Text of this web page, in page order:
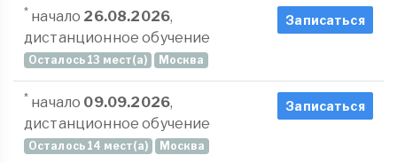
* начало 26.08.2026,
дистанционное обучение
Осталось 13 мест(а) Москва
Записаться
* начало 09.09.2026,
дистанционное обучение
Осталось 14 мест(а) Москва
Записаться